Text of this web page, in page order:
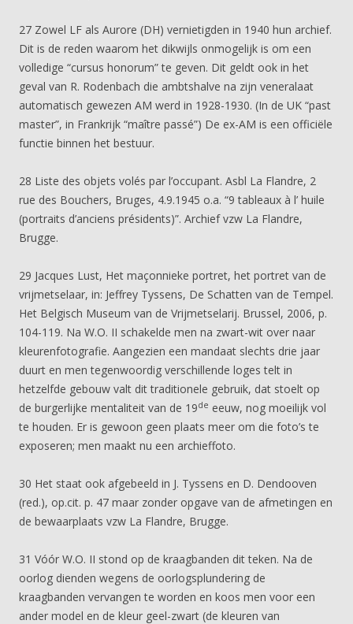
27 Zowel LF als Aurore (DH) vernietigden in 1940 hun archief.
Dit is de reden waarom het dikwijls onmogelijk is om een
volledige “cursus honorum” te geven. Dit geldt ook in het
geval van R. Rodenbach die ambtshalve na zijn veneralaat
automatisch gewezen AM werd in 1928-1930. (In de UK “past
master”, in Frankrijk “maître passé”) De ex-AM is een officiële
functie binnen het bestuur.
28 Liste des objets volés par l’occupant. Asbl La Flandre, 2
rue des Bouchers, Bruges, 4.9.1945 o.a. “9 tableaux à l’ huile
(portraits d’anciens présidents)”. Archief vzw La Flandre,
Brugge.
29 Jacques Lust, Het maçonnieke portret, het portret van de
vrijmetselaar, in: Jeffrey Tyssens, De Schatten van de Tempel.
Het Belgisch Museum van de Vrijmetselarij. Brussel, 2006, p.
104-119. Na W.O. II schakelde men na zwart-wit over naar
kleurenfotografie. Aangezien een mandaat slechts drie jaar
duurt en men tegenwoordig verschillende loges telt in
hetzelfde gebouw valt dit traditionele gebruik, dat stoelt op
de burgerlijke mentaliteit van de 19de eeuw, nog moeilijk vol
te houden. Er is gewoon geen plaats meer om die foto’s te
exposeren; men maakt nu een archieffoto.
30 Het staat ook afgebeeld in J. Tyssens en D. Dendooven
(red.), op.cit. p. 47 maar zonder opgave van de afmetingen en
de bewaarplaats vzw La Flandre, Brugge.
31 Vóór W.O. II stond op de kraagbanden dit teken. Na de
oorlog dienden wegens de oorlogsplundering de
kraagbanden vervangen te worden en koos men voor een
ander model en de kleur geel-zwart (de kleuren van